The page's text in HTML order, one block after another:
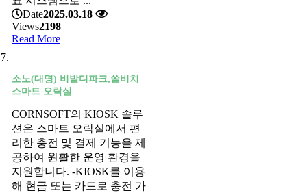
Date2025.03.18
Views2198
Read More
소노(대명) 비발디파크,쏠비치
스마트 오락실
CORNSOFT의 KIOSK 솔루
션은 스마트 오락실에서 편
리한 충전 및 결제 기능을 제
공하여 원활한 운영 환경을
지원합니다. -KIOSK를 이용
해 현금 또는 카드로 충전 가